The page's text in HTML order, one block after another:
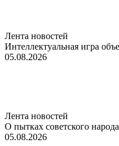
Лента новостей
Интеллектуальная игра
05.08.2026
Лента новостей
О пытках советского
05.08.2026